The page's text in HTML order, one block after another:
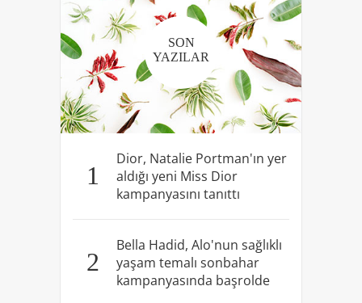
SON
YAZILAR
1
Dior, Natalie Portman'ın yer
aldığı yeni Miss Dior
kampanyasını tanıttı
2
Bella Hadid, Alo'nun sağlıklı
yaşam temalı sonbahar
kampanyasında başrolde